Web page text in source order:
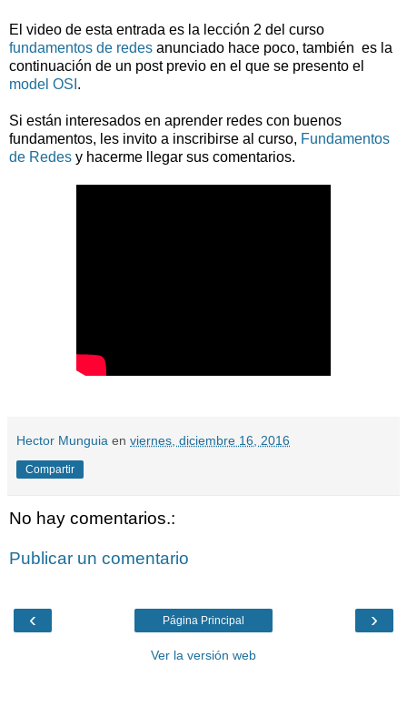
El video de esta entrada es la lección 2 del curso
fundamentos de redes anunciado hace poco, también es la
continuación de un post previo en el que se presento el
model OSI .
Si están interesados en aprender redes con buenos
fundamentos, les invito a inscribirse al curso, Fundamentos
de Redes y hacerme llegar sus comentarios.
Hector Munguia en viernes, diciembre 16, 2016
Compartir
No hay comentarios.:
Publicar un comentario
‹ ›
Página Principal
Ver la versión web